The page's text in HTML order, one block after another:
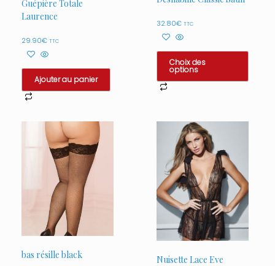
Guépière Totale
Laurence
29.90€ TTC
Ajouter au panier
32.80€ TTC
Choix des
options
plusieurs
variations.
Les
options
peuvent
être
choisies
sur
la
page
du
bas résille black Nuisette Lace Eve